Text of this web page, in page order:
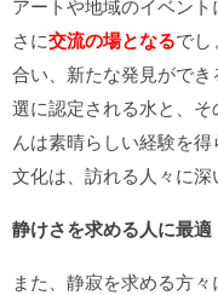
アートや地域のイベン
さに交流の場となるでし
合い、新たな発見がで
選に認定される水と、
んは素晴らしい経験を
文化は、訪れる人々に深
静けさを求める人に最適
また、静寂を求める方